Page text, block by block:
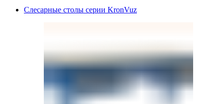
Слесарные столы серии KronVuz